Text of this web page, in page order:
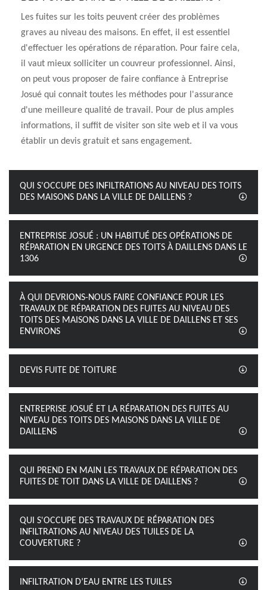
Les fuites sur les toits peuvent créer des problèmes
graves au niveau des maisons. En effet, il est essentiel
d'effectuer les opérations de réparation. Pour faire cela,
il vaut mieux solliciter un couvreur professionnel. Ainsi,
on peut vous proposer de faire confiance à Entreprise
Josué qui connait toutes les méthodes pour l'assurance
d'une meilleure qualité de travail. Pour de plus amples
informations, il suffit de visiter son site web et il va vous
établir un devis gratuit et sans engagement.
QUI S'OCCUPE DES INFILTRATIONS AU NIVEAU DES TOITS
DES MAISONS DANS LA VILLE DE DAILLENS ?
ENTREPRISE JOSUÉ : UN HABITUÉ DES OPÉRATIONS DE
RÉPARATION EN URGENCE DES TOITS À DAILLENS DANS LE
1306
À QUI DEVRIONS-NOUS FAIRE CONFIANCE POUR LES
TRAVAUX DE RÉPARATION DES FUITES AU NIVEAU DES
TOITS DES MAISONS DANS LA VILLE DE DAILLENS ET SES
ENVIRONS
DEVIS FUITE DE TOITURE
ENTREPRISE JOSUÉ ET LA RÉPARATION DES FUITES AU
NIVEAU DES TOITS DES MAISONS DANS LA VILLE DE
DAILLENS
QUI PREND EN MAIN LES TRAVAUX DE RÉPARATION DES
FUITES DE TOIT DANS LA VILLE DE DAILLENS ?
QUI S'OCCUPE DES TRAVAUX DE RÉPARATION DES
INFILTRATIONS AU NIVEAU DES TUILES DE LA
COUVERTURE ?
INFILTRATION D’EAU ENTRE LES TUILES